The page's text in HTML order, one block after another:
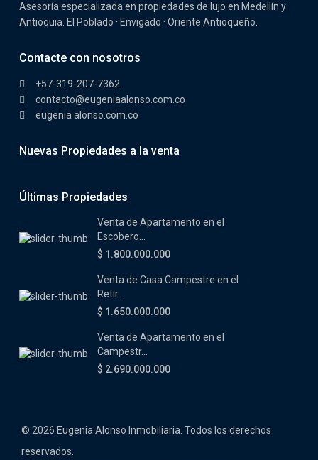
Asesoría especializada en propiedades de lujo en Medellín y
Antioquia. El Poblado · Envigado · Oriente Antioqueño.
Contacte con nosotros
+57-319-207-7362
contacto@eugeniaalonso.com.co
eugenia alonso.com.co
Nuevas Propiedades a la venta
Últimas Propiedades
Venta de Apartamento en el
Escobero...
$ 1.800.000.000
Venta de Casa Campestre en el
Retir...
$ 1.650.000.000
Venta de Apartamento en el
Campestr...
$ 2.690.000.000
© 2026 Eugenia Alonso Inmobiliaria. Todos los derechos
reservados.